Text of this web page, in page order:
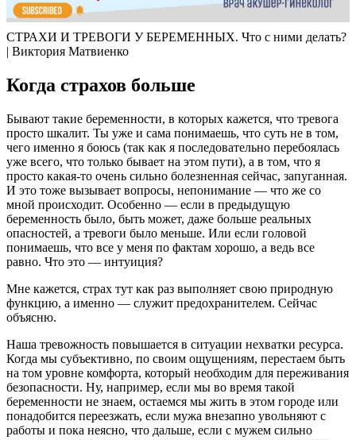
СТРАХИ И ТРЕВОГИ У БЕРЕМЕННЫХ. Что с ними делать?
| Виктория Матвиенко
Когда страхов больше
Бывают такие беременности, в которых кажется, что тревога
просто шкалит. Ты уже и сама понимаешь, что суть не в том,
чего именно я боюсь (так как я последовательно перебоялась
уже всего, что только бывает на этом пути), а в том, что я
просто какая-то очень сильно болезненная сейчас, запуганная.
И это тоже вызывает вопросы, непонимание — что же со
мной происходит. Особенно — если в предыдущую
беременность было, быть может, даже больше реальных
опасностей, а тревоги было меньше. Или если головой
понимаешь, что все у меня по фактам хорошо, а ведь все
равно. Что это — интуиция?
Мне кажется, страх тут как раз выполняет свою природную
функцию, а именно — служит предохранителем. Сейчас
объясню.
Наша тревожность повышается в ситуации нехватки ресурса.
Когда мы субъективно, по своим ощущениям, перестаем быть
на том уровне комфорта, который необходим для переживания
безопасности. Ну, например, если мы во время такой
беременности не знаем, остаемся мы жить в этом городе или
понадобится переезжать, если мужа внезапно увольняют с
работы и пока неясно, что дальше, если с мужем сильно